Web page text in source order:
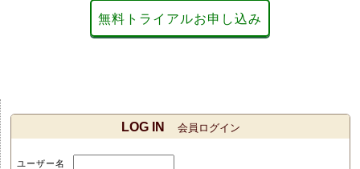
無料トライアルお申し込み
LOG IN 会員ログイン
ユーザー名